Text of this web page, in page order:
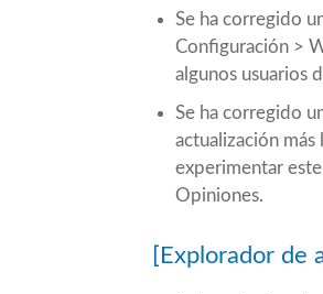
Se ha corregido
Configuración >
algunos usuarios
Se ha corregido
actualización más
experimentar
Opiniones.
[Explorador de